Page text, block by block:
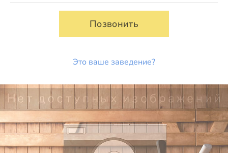
Позвонить
Это ваше заведение?